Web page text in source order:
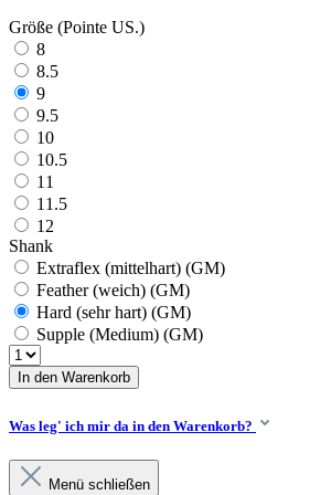
Größe (Pointe US.)
8
8.5
9
9.5
10
10.5
11
11.5
12
Shank
Extraflex (mittelhart) (GM)
Feather (weich) (GM)
Hard (sehr hart) (GM)
Supple (Medium) (GM)
In den Warenkorb
Was leg' ich mir da in den Warenkorb?
Menü schließen